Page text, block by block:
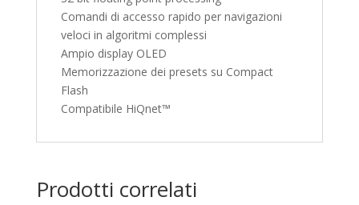
Comandi di accesso rapido per navigazioni
veloci in algoritmi complessi
Ampio display OLED
Memorizzazione dei presets su Compact
Flash
Compatibile HiQnet™
Prodotti correlati